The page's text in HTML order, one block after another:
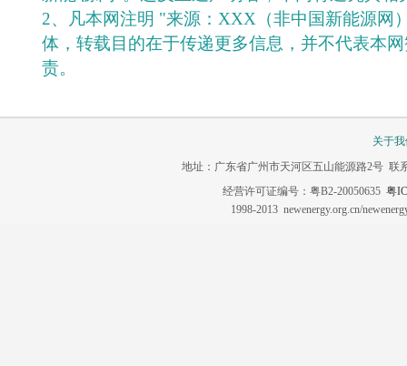
2、凡本网注明 "来源：XXX（非中国新能源网
体，转载目的在于传递更多信息，并不代表本
责。
关于
地址：广东省广州市天河区五山能源路2号 联
经营许可证编号：粤B2-20050635 粤
1998-2013 newenergy.org.cn/